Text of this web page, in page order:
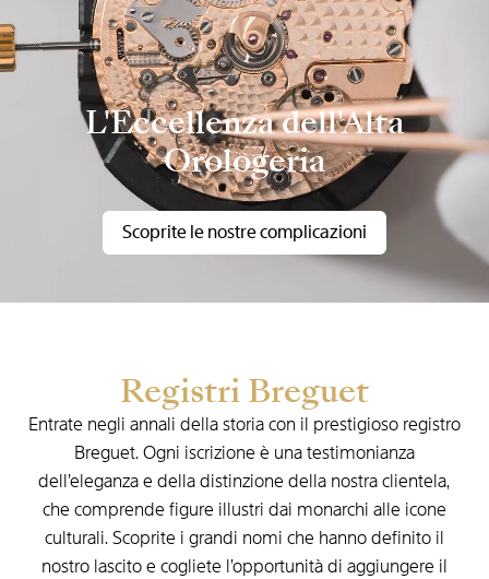
L'Eccellenza dell'Alta
Orologeria
Scoprite le nostre complicazioni
Registri Breguet
Entrate negli annali della storia con il prestigioso registro
Breguet. Ogni iscrizione è una testimonianza
dell’eleganza e della distinzione della nostra clientela,
che comprende figure illustri dai monarchi alle icone
culturali. Scoprite i grandi nomi che hanno definito il
nostro lascito e cogliete l’opportunità di aggiungere il